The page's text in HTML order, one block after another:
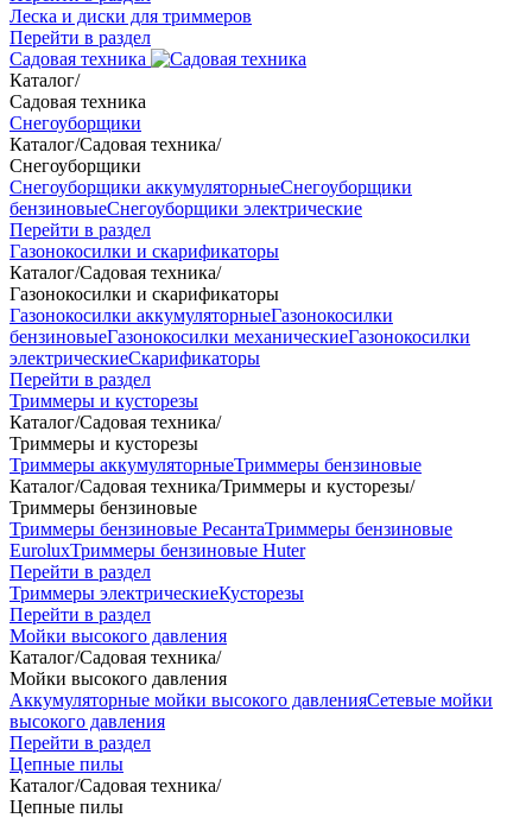
Леска и диски для триммеров
Перейти в раздел
Садовая техника
Каталог/
Садовая техника
Снегоуборщики
Каталог/Садовая техника/
Снегоуборщики
Снегоуборщики аккумуляторныеСнегоуборщики
бензиновыеСнегоуборщики электрические
Перейти в раздел
Газонокосилки и скарификаторы
Каталог/Садовая техника/
Газонокосилки и скарификаторы
Газонокосилки аккумуляторныеГазонокосилки
бензиновыеГазонокосилки механическиеГазонокосилки
электрическиеСкарификаторы
Перейти в раздел
Триммеры и кусторезы
Каталог/Садовая техника/
Триммеры и кусторезы
Триммеры аккумуляторныеТриммеры бензиновые
Каталог/Садовая техника/Триммеры и кусторезы/
Триммеры бензиновые
Триммеры бензиновые РесантаТриммеры бензиновые
EuroluxТриммеры бензиновые Huter
Перейти в раздел
Триммеры электрическиеКусторезы
Перейти в раздел
Мойки высокого давления
Каталог/Садовая техника/
Мойки высокого давления
Аккумуляторные мойки высокого давленияСетевые мойки
высокого давления
Перейти в раздел
Цепные пилы
Каталог/Садовая техника/
Цепные пилы